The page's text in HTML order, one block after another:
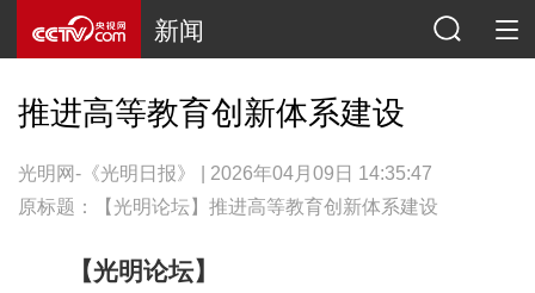
新闻
推进高等教育创新体系建设
光明网-《光明日报》 | 2026年04月09日 14:35:47
原标题：【光明论坛】推进高等教育创新体系建设
【光明论坛】